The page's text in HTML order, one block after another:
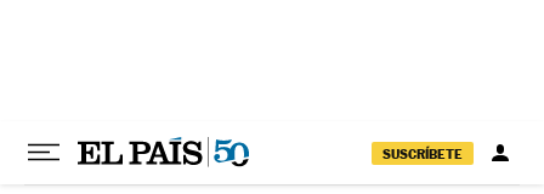
SUSCRÍBETE